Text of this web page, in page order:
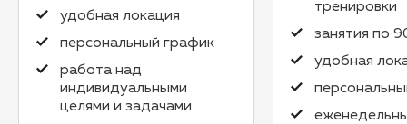
удобная локация
персональный график
работа над
индивидуальными
целями и задачами
тренировки
занятия по
удобная